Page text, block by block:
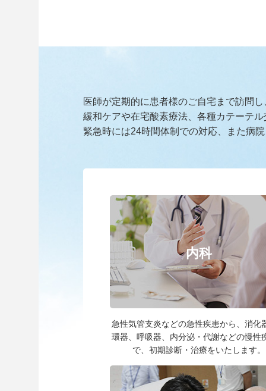
医師が定期的に患者様のご自宅まで訪問
緩和ケアや在宅酸素療法、各種カテーテ
緊急時には24時間体制での対応、また病
内科
急性気管支炎などの急性疾患から、消化
環器、呼吸器、内分泌・代謝などの慢性
で、初期診断・治療をいたします。